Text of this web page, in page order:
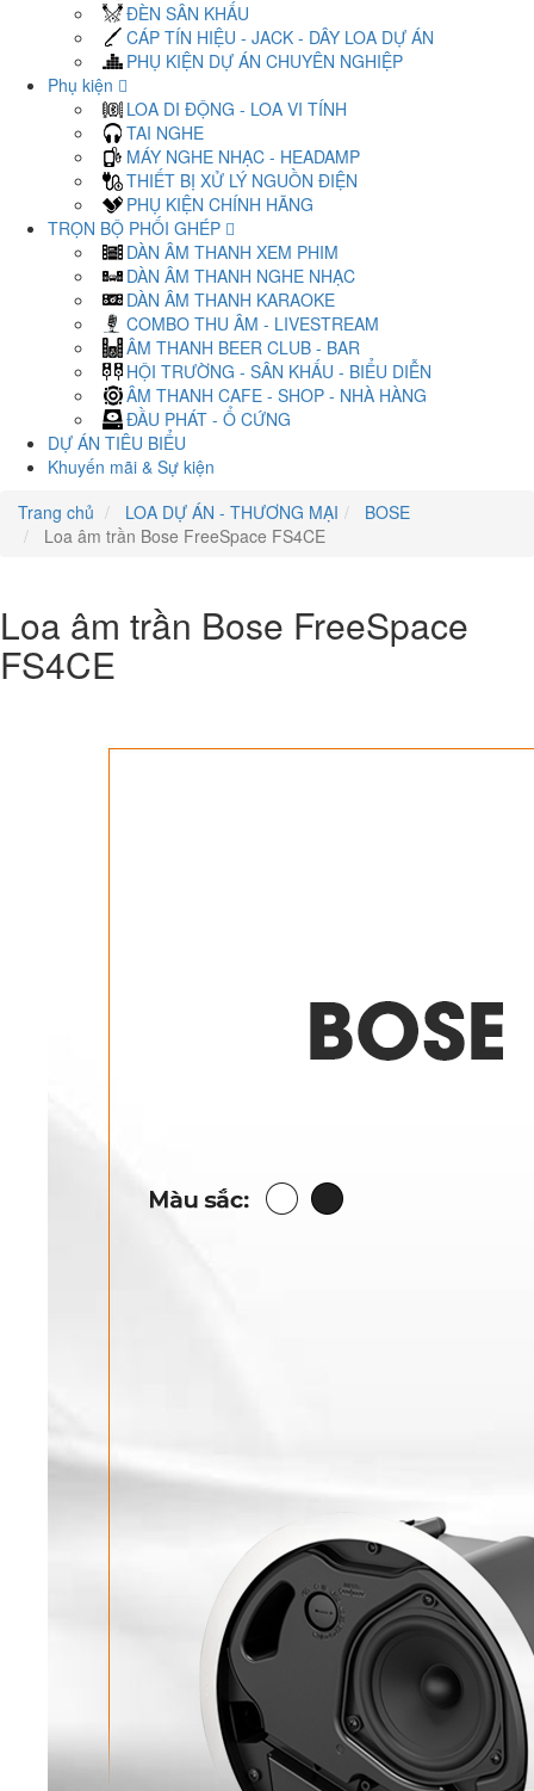
ĐÈN SÂN KHẤU
CÁP TÍN HIỆU - JACK - DÂY LOA DỰ ÁN
PHỤ KIỆN DỰ ÁN CHUYÊN NGHIỆP
Phụ kiện
LOA DI ĐỘNG - LOA VI TÍNH
TAI NGHE
MÁY NGHE NHẠC - HEADAMP
THIẾT BỊ XỬ LÝ NGUỒN ĐIỆN
PHỤ KIỆN CHÍNH HÃNG
TRỌN BỘ PHỐI GHÉP
DÀN ÂM THANH XEM PHIM
DÀN ÂM THANH NGHE NHẠC
DÀN ÂM THANH KARAOKE
COMBO THU ÂM - LIVESTREAM
ÂM THANH BEER CLUB - BAR
HỘI TRƯỜNG - SÂN KHẤU - BIỂU DIỄN
ÂM THANH CAFE - SHOP - NHÀ HÀNG
ĐẦU PHÁT - Ổ CỨNG
DỰ ÁN TIÊU BIỂU
Khuyến mãi & Sự kiện
Trang chủ
LOA DỰ ÁN - THƯƠNG MẠI
BOSE
Loa âm trần Bose FreeSpace FS4CE
Loa âm trần Bose FreeSpace
FS4CE